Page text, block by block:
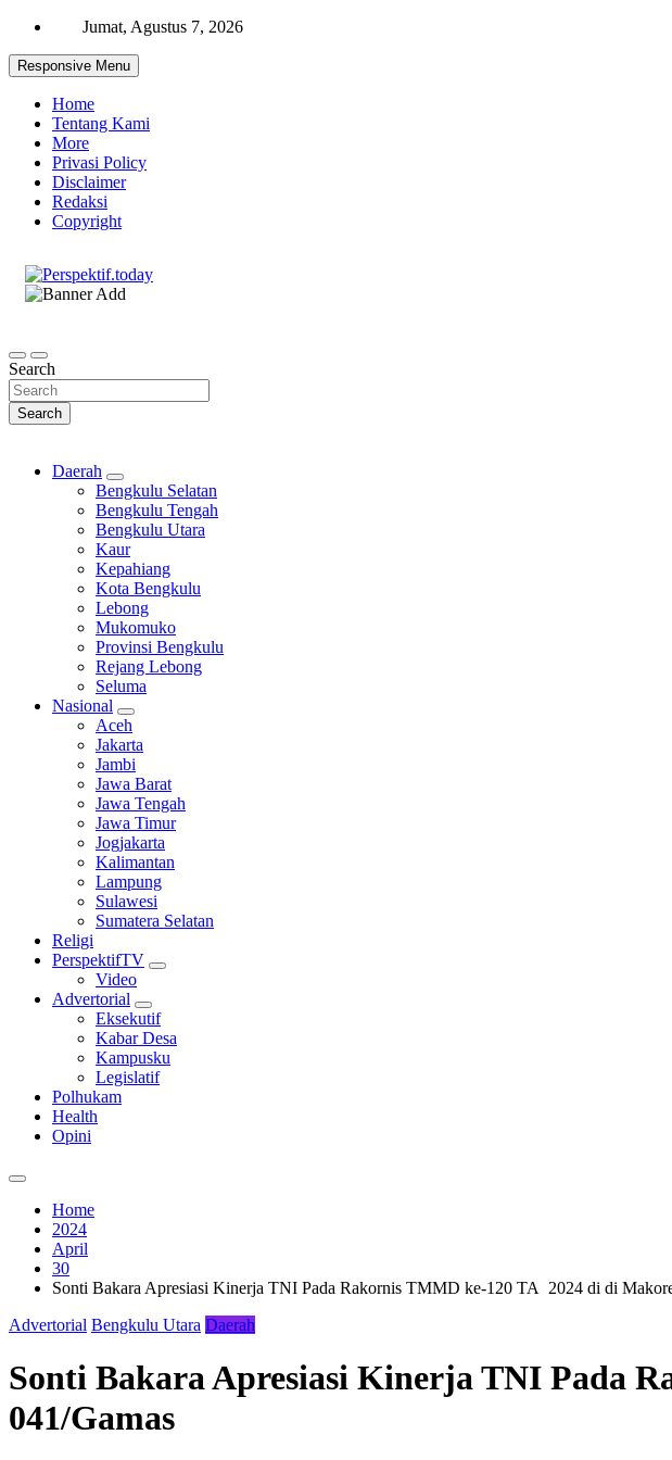
Skip
content
Jumat, Agustus 7, 2026
Responsive Menu
Home
Tentang Kami
More
Privasi Policy
Disclaimer
Redaksi
Copyright
Search
Search
Daerah
Bengkulu Selatan
Bengkulu Tengah
Bengkulu Utara
Kaur
Kepahiang
Kota Bengkulu
Lebong
Mukomuko
Provinsi Bengkulu
Rejang Lebong
Seluma
Nasional
Aceh
Jakarta
Jambi
Jawa Barat
Jawa Tengah
Jawa Timur
Jogjakarta
Kalimantan
Lampung
Sulawesi
Sumatera Selatan
Religi
PerspektifTV
Video
Advertorial
Eksekutif
Kabar Desa
Kampusku
Legislatif
Polhukam
Health
Opini
Home
2024
April
30
Sonti Bakara Apresiasi Kinerja TNI Pada Rakornis TMMD ke-120 TA 2024 di di
Advertorial Bengkulu Utara Daerah
Sonti Bakara Apresiasi Kinerja TNI Pada
041/Gamas